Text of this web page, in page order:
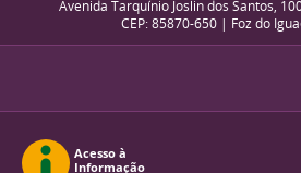
Avenida Tarquínio Joslin dos Santos,
CEP: 85870-650 | Foz do